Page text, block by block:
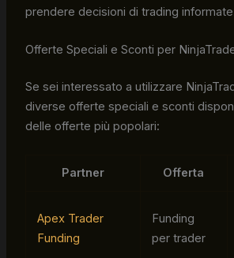
prendere decisioni di trading
Offerte Speciali e Sconti per
Se sei interessato a utilizzare
diverse offerte speciali e sconti
delle offerte più popolari:
Partner Offerta
Apex Trader
Funding
Funding
per trader